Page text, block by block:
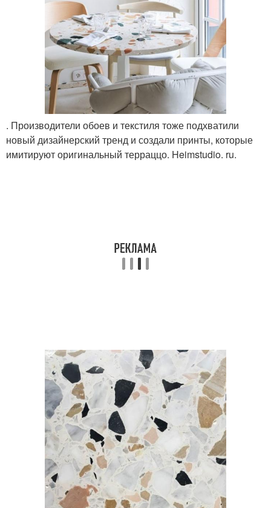
. Производители обоев и текстиля тоже подхватили
новый дизайнерский тренд и создали принты, которые
имитируют оригинальный терраццо. Heimstudio. ru.